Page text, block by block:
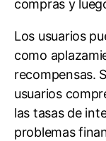
compras y
Los usuarios
como
recompensas.
usuarios
las tasas de
problemas